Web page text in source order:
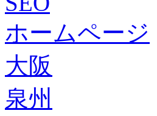
ホームページ
大阪
泉州